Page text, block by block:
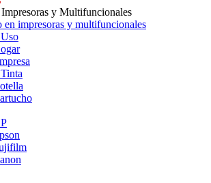
Impresoras y Multifuncionales
en impresoras y multifuncionales